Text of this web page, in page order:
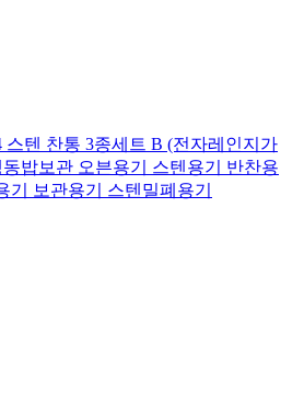
스텐 찬통 3종세트 B (전자레인지가
밥보관 오븐용기 스텐용기 반찬용
기 보관용기 스텐밀폐용기